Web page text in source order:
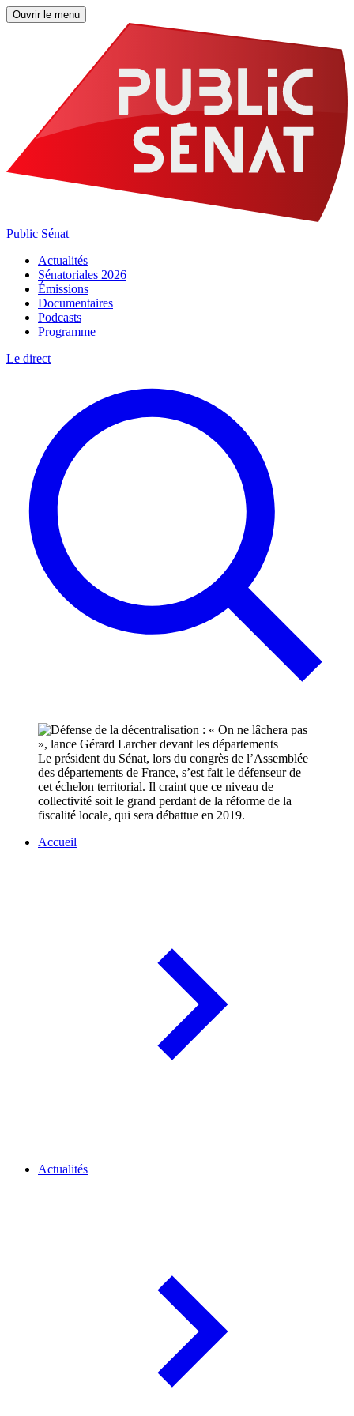
Ouvrir le menu
Public Sénat
Actualités
Sénatoriales 2026
Émissions
Documentaires
Podcasts
Programme
Le direct
Le président du Sénat, lors du congrès de l’Assemblée
des départements de France, s’est fait le défenseur de
cet échelon territorial. Il craint que ce niveau de
collectivité soit le grand perdant de la réforme de la
fiscalité locale, qui sera débattue en 2019.
Accueil
Actualités